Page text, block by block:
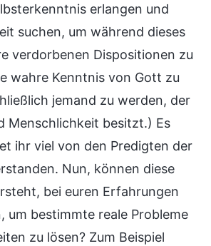
erlangen und
suchen, um während dieses
verdorbenen Dispositionen zu
wahre Kenntnis von Gott zu
jemand zu werden, der
Menschlichkeit besitzt.) Es
ihr viel von den Predigten der
Nun, können diese
bei euren Erfahrungen
um bestimmte reale Probleme
zu lösen? Zum Beispiel